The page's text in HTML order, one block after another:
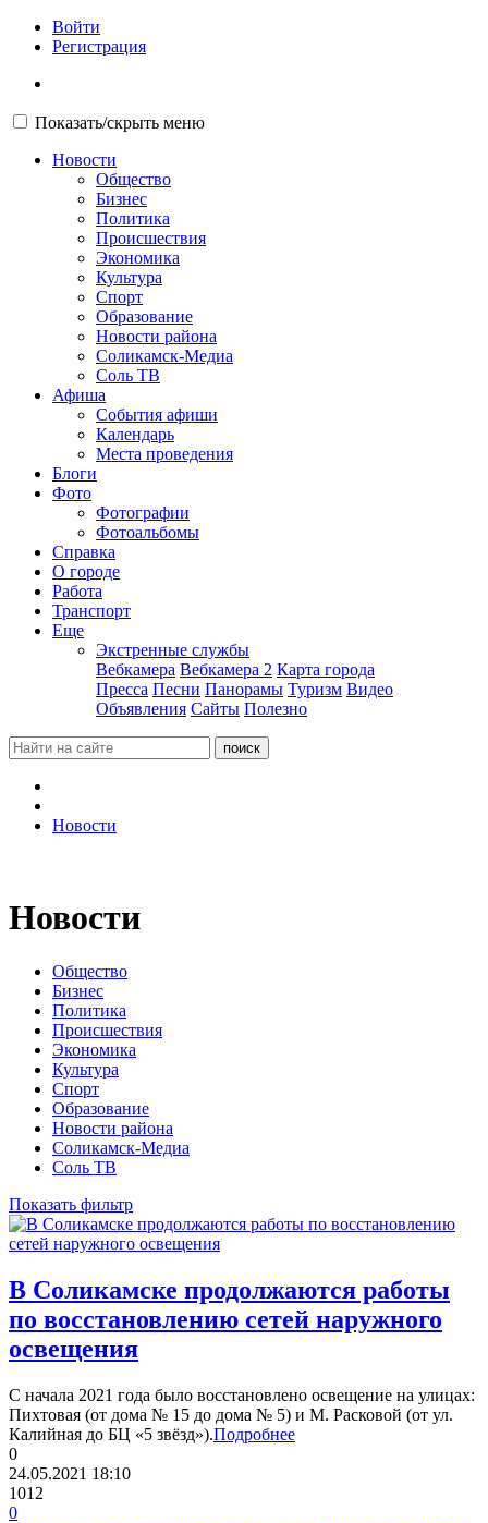
Войти
Регистрация
Показать/скрыть меню
Новости
Общество
Бизнес
Политика
Происшествия
Экономика
Культура
Спорт
Образование
Новости района
Соликамск-Медиа
Соль ТВ
Афиша
События афиши
Календарь
Места проведения
Блоги
Фото
Фотографии
Фотоальбомы
Справка
О городе
Работа
Транспорт
Еще
Экстренные службы
Вебкамера Вебкамера 2 Карта города
Пресса Песни Панорамы Туризм Видео
Объявления Сайты Полезно
Новости
Новости
Общество
Бизнес
Политика
Происшествия
Экономика
Культура
Спорт
Образование
Новости района
Соликамск-Медиа
Соль ТВ
Показать фильтр
В Соликамске продолжаются работы
по восстановлению сетей наружного
освещения
С начала 2021 года было восстановлено освещение на улицах:
Пихтовая (от дома № 15 до дома № 5) и М. Расковой (от ул.
Калийная до БЦ «5 звёзд»).Подробнее
0
24.05.2021 18:10
1012
0